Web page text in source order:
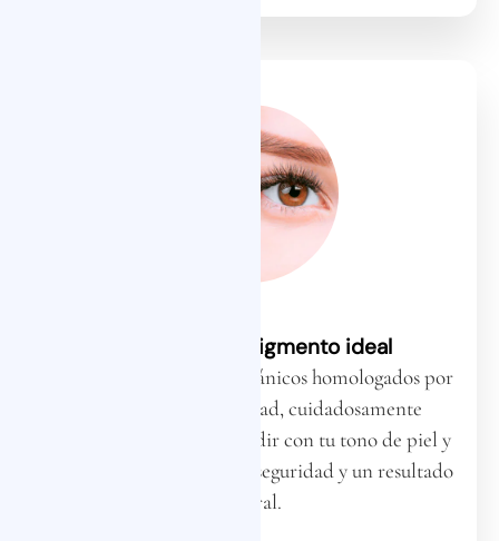
Selección del pigmento ideal
Utilizamos pigmentos orgánicos homologados por
la Consejería de Sanidad, cuidadosamente
seleccionados para coincidir con tu tono de piel y
cabello. Garantizamos tu seguridad y un resultado
natural.